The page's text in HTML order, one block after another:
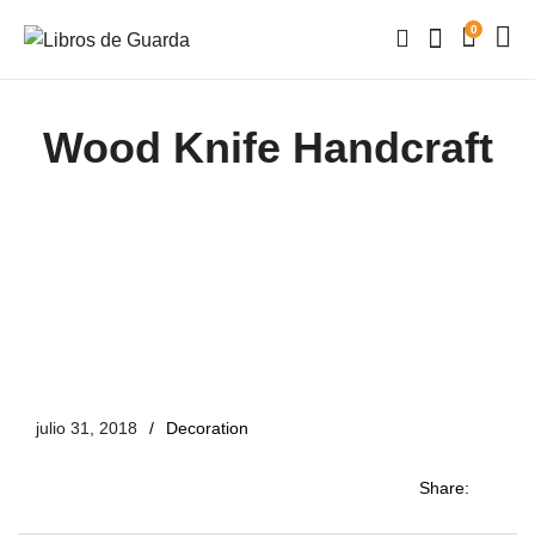
0
Wood Knife Handcraft
julio 31, 2018 Decoration
Share: